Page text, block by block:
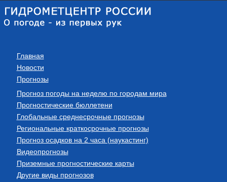
Главная
Новости
Прогнозы
Прогноз погоды на неделю по городам мира
Прогностические бюллетени
Глобальные среднесрочные прогнозы
Региональные краткосрочные прогнозы
Прогноз осадков на 2 часа (наукастинг)
Видеопрогнозы
Приземные прогностические карты
Другие виды прогнозов